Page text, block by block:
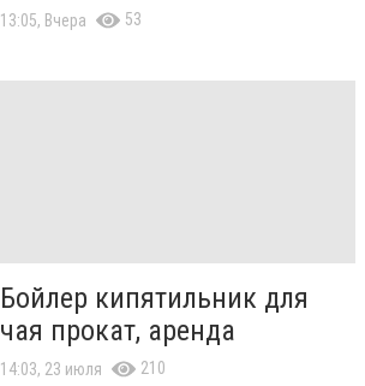
13:05, Вчера 53
Бойлер кипятильник для
чая прокат, аренда
14:03, 23 июля 210